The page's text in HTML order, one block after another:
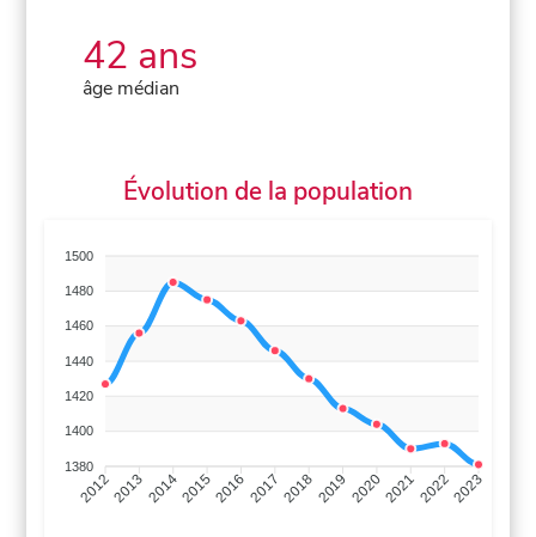
42 ans
âge médian
Évolution de la population
1500
1480
1460
1440
1420
1400
1380
201220132014201520162017 20182019 2020202120222023